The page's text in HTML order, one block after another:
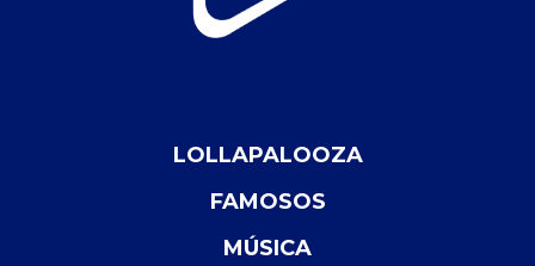
LOLLAPALOOZA
FAMOSOS
MÚSICA